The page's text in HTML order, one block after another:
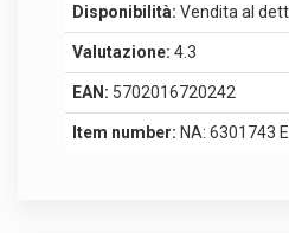
Disponibilità: Vendita al
Valutazione: 4.3
EAN: 5702016720242
Item number: NA: 6301743